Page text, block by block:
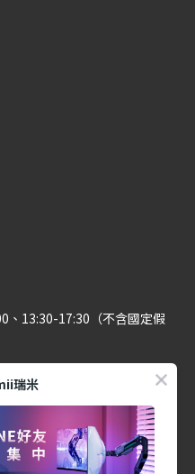
、13:30-17:30（不含國定假
#302
瑞米